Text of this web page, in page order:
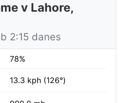
v Lahore,
2:15 danes
78%
13.3 kph (126°)